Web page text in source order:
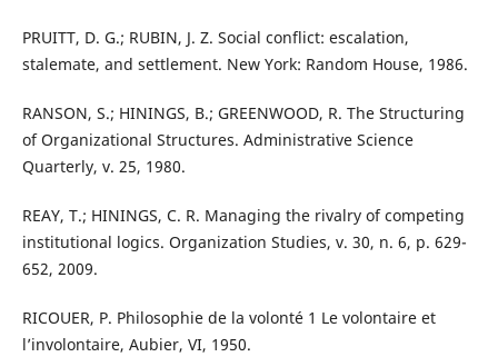
PRUITT, D. G.; RUBIN, J. Z. Social conflict: escalation,
stalemate, and settlement. New York: Random House, 1986.
RANSON, S.; HININGS, B.; GREENWOOD, R. The Structuring
of Organizational Structures. Administrative Science
Quarterly, v. 25, 1980.
REAY, T.; HININGS, C. R. Managing the rivalry of competing
institutional logics. Organization Studies, v. 30, n. 6, p. 629-
652, 2009.
RICOUER, P. Philosophie de la volonté 1 Le volontaire et
l’involontaire, Aubier, VI, 1950.